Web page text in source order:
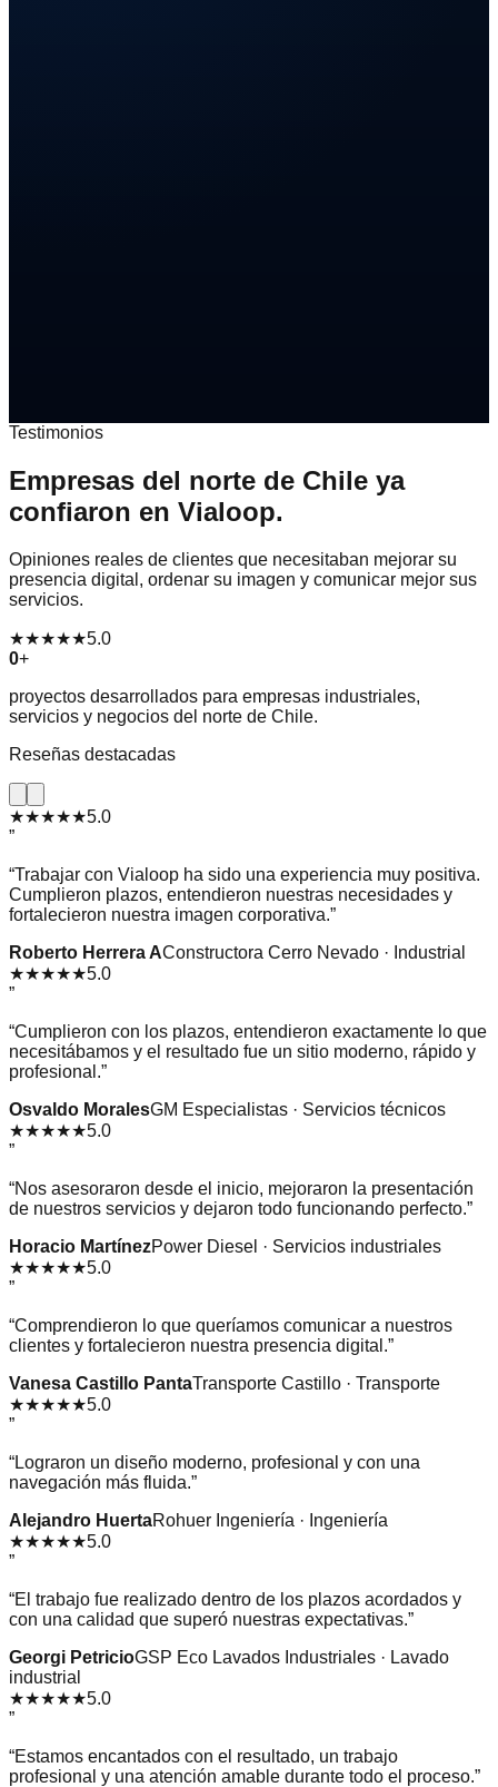
Testimonios
Empresas del norte de Chile ya
confiaron en Vialoop.
Opiniones reales de clientes que necesitaban mejorar su
presencia digital, ordenar su imagen y comunicar mejor sus
servicios.
★★★★★5.0
0+
proyectos desarrollados para empresas industriales,
servicios y negocios del norte de Chile.
Reseñas destacadas
★★★★★5.0
”
“Trabajar con Vialoop ha sido una experiencia muy positiva.
Cumplieron plazos, entendieron nuestras necesidades y
fortalecieron nuestra imagen corporativa.”
Roberto Herrera AConstructora Cerro Nevado · Industrial
★★★★★5.0
”
“Cumplieron con los plazos, entendieron exactamente lo que
necesitábamos y el resultado fue un sitio moderno, rápido y
profesional.”
Osvaldo MoralesGM Especialistas · Servicios técnicos
★★★★★5.0
”
“Nos asesoraron desde el inicio, mejoraron la presentación
de nuestros servicios y dejaron todo funcionando perfecto.”
Horacio MartínezPower Diesel · Servicios industriales
★★★★★5.0
”
“Comprendieron lo que queríamos comunicar a nuestros
clientes y fortalecieron nuestra presencia digital.”
Vanesa Castillo PantaTransporte Castillo · Transporte
★★★★★5.0
”
“Lograron un diseño moderno, profesional y con una
navegación más fluida.”
Alejandro HuertaRohuer Ingeniería · Ingeniería
★★★★★5.0
”
“El trabajo fue realizado dentro de los plazos acordados y
con una calidad que superó nuestras expectativas.”
Georgi PetricioGSP Eco Lavados Industriales · Lavado
industrial
★★★★★5.0
”
“Estamos encantados con el resultado, un trabajo
profesional y una atención amable durante todo el proceso.”